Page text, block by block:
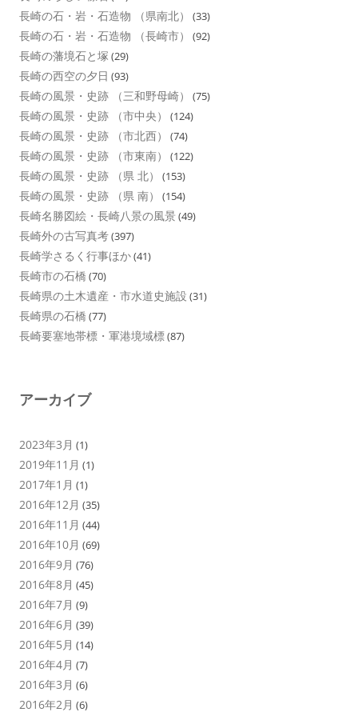
長崎の石・岩・石造物 （県南北） (33)
長崎の石・岩・石造物 （長崎市） (92)
長崎の藩境石と塚 (29)
長崎の西空の夕日 (93)
長崎の風景・史跡 （三和野母崎） (75)
長崎の風景・史跡 （市中央） (124)
長崎の風景・史跡 （市北西） (74)
長崎の風景・史跡 （市東南） (122)
長崎の風景・史跡 （県 北） (153)
長崎の風景・史跡 （県 南） (154)
長崎名勝図絵・長崎八景の風景 (49)
長崎外の古写真考(397)
長崎学さるく行事ほか(41)
長崎市の石橋 (70)
長崎県の土木遺産・市水道史施設 (31)
長崎県の石橋 (77)
長崎要塞地帯標・軍港境域標(87)
アーカイブ
2023年3月 (1)
2019年11月 (1)
2017年1月 (1)
2016年12月 (35)
2016年11月 (44)
2016年10月 (69)
2016年9月 (76)
2016年8月 (45)
2016年7月 (9)
2016年6月 (39)
2016年5月 (14)
2016年4月 (7)
2016年3月 (6)
2016年2月 (6)